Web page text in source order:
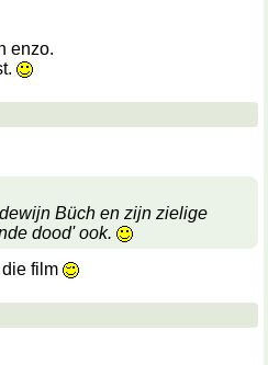
enzo.
Büch en zijn zielige
dood' ook.
film